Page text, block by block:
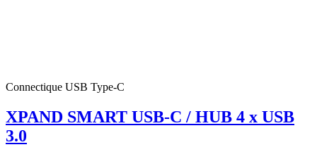
Connectique USB Type-C
XPAND SMART USB-C / HUB 4 x USB
3.0